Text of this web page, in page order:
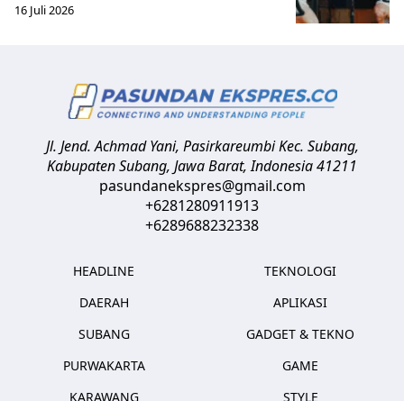
16 Juli 2026
Jl. Jend. Achmad Yani, Pasirkareumbi Kec. Subang,
Kabupaten Subang, Jawa Barat,Indonesia41211
pasundanekspres@gmail.com
+6281280911913
+6289688232338
HEADLINE
DAERAH
SUBANG
PURWAKARTA
KARAWANG
TEKNOLOGI
APLIKASI
GADGET & TEKNO
GAME
STYLE